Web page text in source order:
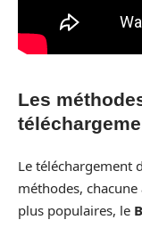
Les
Le téléchargement
méthodes,
plus populaires, le